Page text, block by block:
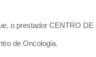
o prestador CENTRO
de Oncologia.